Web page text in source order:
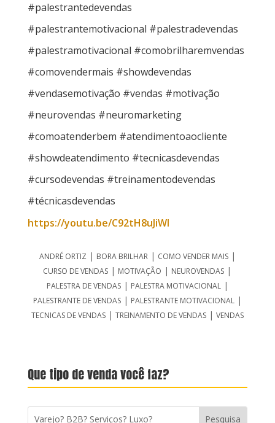
#palestrantedevendas
#palestrantemotivacional #palestradevendas
#palestramotivacional #comobrilharemvendas
#comovendermais #showdevendas
#vendasemotivação #vendas #motivação
#neurovendas #neuromarketing
#comoatenderbem #atendimentoaocliente
#showdeatendimento #tecnicasdevendas
#cursodevendas #treinamentodevendas
#técnicasdevendas
https://youtu.be/C92tH8uJiWI
ANDRÉ ORTIZ | BORA BRILHAR| COMO VENDER MAIS|
CURSO DE VENDAS | MOTIVAÇÃO | NEUROVENDAS |
PALESTRA DE VENDAS| PALESTRA MOTIVACIONAL|
PALESTRANTE DE VENDAS| PALESTRANTE MOTIVACIONAL|
TECNICAS DE VENDAS| TREINAMENTO DE VENDAS| VENDAS
Que tipo de venda você faz?